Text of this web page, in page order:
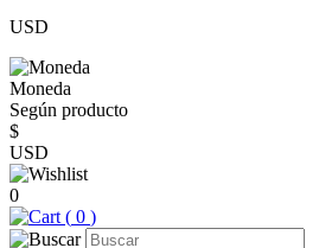
USD
Moneda
Según producto
$
USD
0
( 0 )